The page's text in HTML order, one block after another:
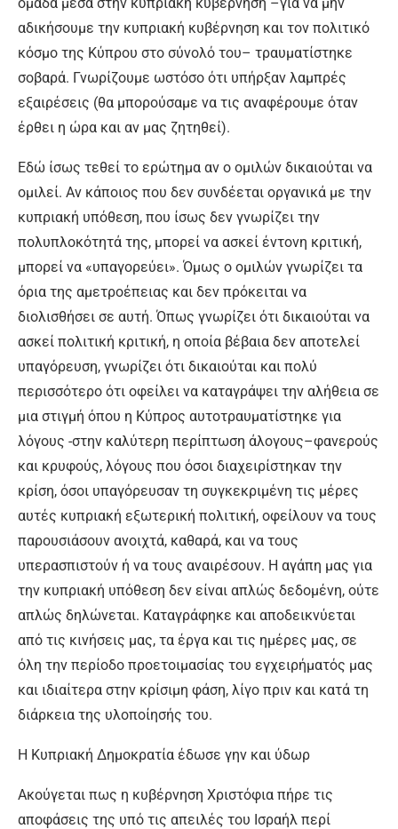
αδικήσουμε την κυπριακή κυβέρνηση και τον πολιτικό
κόσμο της Κύπρου στο σύνολό του– τραυματίστηκε
σοβαρά. Γνωρίζουμε ωστόσο ότι υπήρξαν λαμπρές
εξαιρέσεις (θα μπορούσαμε να τις αναφέρουμε όταν
έρθει η ώρα και αν μας ζητηθεί).
Εδώ ίσως τεθεί το ερώτημα αν ο ομιλών δικαιούται να
ομιλεί. Αν κάποιος που δεν συνδέεται οργανικά με την
κυπριακή υπόθεση, που ίσως δεν γνωρίζει την
πολυπλοκότητά της, μπορεί να ασκεί έντονη κριτική,
μπορεί να «υπαγορεύει». Όμως ο ομιλών γνωρίζει τα
όρια της αμετροέπειας και δεν πρόκειται να
διολισθήσει σε αυτή. Όπως γνωρίζει ότι δικαιούται να
ασκεί πολιτική κριτική, η οποία βέβαια δεν αποτελεί
υπαγόρευση, γνωρίζει ότι δικαιούται και πολύ
περισσότερο ότι οφείλει να καταγράψει την αλήθεια σε
μια στιγμή όπου η Κύπρος αυτοτραυματίστηκε για
λόγους -στην καλύτερη περίπτωση άλογους–φανερούς
και κρυφούς, λόγους που όσοι διαχειρίστηκαν την
κρίση, όσοι υπαγόρευσαν τη συγκεκριμένη τις μέρες
αυτές κυπριακή εξωτερική πολιτική, οφείλουν να τους
παρουσιάσουν ανοιχτά, καθαρά, και να τους
υπερασπιστούν ή να τους αναιρέσουν. Η αγάπη μας για
την κυπριακή υπόθεση δεν είναι απλώς δεδομένη, ούτε
απλώς δηλώνεται. Καταγράφηκε και αποδεικνύεται
από τις κινήσεις μας, τα έργα και τις ημέρες μας, σε
όλη την περίοδο προετοιμασίας του εγχειρήματός μας
και ιδιαίτερα στην κρίσιμη φάση, λίγο πριν και κατά τη
διάρκεια της υλοποίησής του.
Η Κυπριακή Δημοκρατία έδωσε γην και ύδωρ
Ακούγεται πως η κυβέρνηση Χριστόφια πήρε τις
αποφάσεις της υπό τις απειλές του Ισραήλ περί